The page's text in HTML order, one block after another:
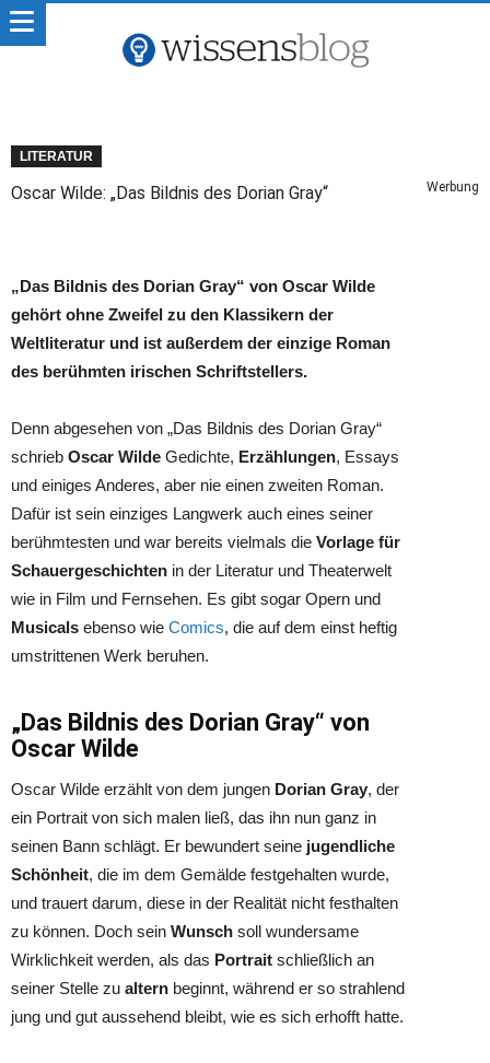
LITERATUR
Oscar Wilde: „Das Bildnis des Dorian Gray“ Werbung
„Das Bildnis des Dorian Gray“ von Oscar Wilde
gehört ohne Zweifel zu den Klassikern der
Weltliteratur und ist außerdem der einzige Roman
des berühmten irischen Schriftstellers.
Denn abgesehen von „Das Bildnis des Dorian Gray“
schrieb Oscar Wilde Gedichte, Erzählungen, Essays
und einiges Anderes, aber nie einen zweiten Roman.
Dafür ist sein einziges Langwerk auch eines seiner
berühmtesten und war bereits vielmals die Vorlage für
Schauergeschichten in der Literatur und Theaterwelt
wie in Film und Fernsehen. Es gibt sogar Opern und
Musicals ebenso wie Comics, die auf dem einst heftig
umstrittenen Werk beruhen.
„Das Bildnis des Dorian Gray“ von
Oscar Wilde
Oscar Wilde erzählt von dem jungen Dorian Gray, der
ein Portrait von sich malen ließ, das ihn nun ganz in
seinen Bann schlägt. Er bewundert seine jugendliche
Schönheit, die im dem Gemälde festgehalten wurde,
und trauert darum, diese in der Realität nicht festhalten
zu können. Doch sein Wunsch soll wundersame
Wirklichkeit werden, als das Portrait schließlich an
seiner Stelle zu altern beginnt, während er so strahlend
jung und gut aussehend bleibt, wie es sich erhofft hatte.